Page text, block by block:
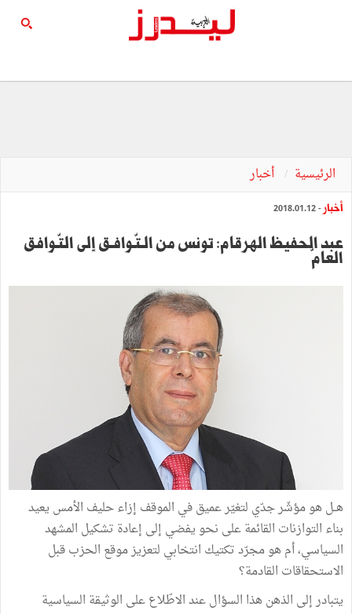
الرئيسية أخبار
أخبار - 2018.01.12
عبد الحفيظ الهرقام: تونس من الـتّـوافـق إلى التّـوافق
العامّ
هــل هو مؤشّر جدّي لتغيّر عميق في الموقف إزاء حليف الأمس يعيد
بناء التوازنات القائمة على نحو يفضي إلى إعادة تشكيل المشهد
السياسي، أم هو مجرّد تكتيك انتخابي لتعزيز موقع الحزب قبل
الاستحقاقات القادمة؟
يتبادر إلى الذهن هذا السؤال عند الاطّلاع على الوثيقة السياسية